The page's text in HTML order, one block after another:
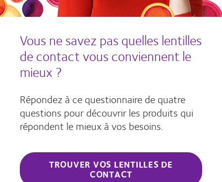
Vous ne savez pas quelles lentilles
de contact vous conviennent le
mieux ?
Répondez à ce questionnaire de quatre
questions pour découvrir les produits qui
répondent le mieux à vos besoins.
TROUVER VOS LENTILLES DE
CONTACT